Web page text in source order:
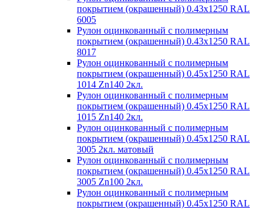
покрытием (окрашенный) 0.43x1250 RAL
6005
Рулон оцинкованный с полимерным
покрытием (окрашенный) 0.43x1250 RAL
8017
Рулон оцинкованный с полимерным
покрытием (окрашенный) 0.45x1250 RAL
1014 Zn140 2кл.
Рулон оцинкованный с полимерным
покрытием (окрашенный) 0.45x1250 RAL
1015 Zn140 2кл.
Рулон оцинкованный с полимерным
покрытием (окрашенный) 0.45x1250 RAL
3005 2кл. матовый
Рулон оцинкованный с полимерным
покрытием (окрашенный) 0.45x1250 RAL
3005 Zn100 2кл.
Рулон оцинкованный с полимерным
покрытием (окрашенный) 0.45x1250 RAL